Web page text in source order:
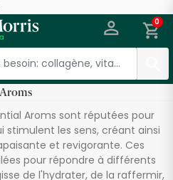
0
Aroms sont réputées pour
stimulent les sens, créant ainsi
et revigorante. Ces
pour répondre à différents
de l'hydrater, de la raffermir,